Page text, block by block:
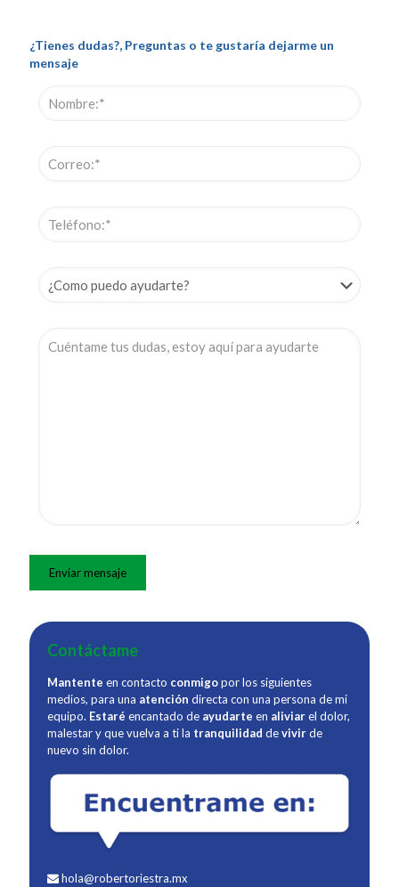
¿Tienes dudas?, Preguntas o te gustaría dejarme un
mensaje
Contáctame
Mantente en contacto conmigopor los siguientes
medios, para una atención directa con una persona de mi
equipo. Estaré encantado de ayudarte en aliviarel dolor,
malestar y que vuelva a ti la tranquilidad devivirde
nuevo sin dolor.
hola@robertoriestra.mx